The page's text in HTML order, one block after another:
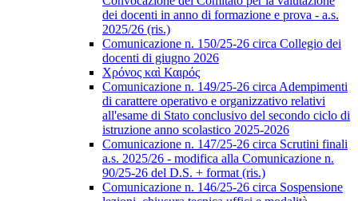
dei docenti in anno di formazione e prova - a.s.
2025/26 (ris.)
Comunicazione n. 150/25-26 circa Collegio dei
docenti di giugno 2026
Χρόνος καὶ Καιρός
Comunicazione n. 149/25-26 circa Adempimenti
di carattere operativo e organizzativo relativi
all'esame di Stato conclusivo del secondo ciclo di
istruzione anno scolastico 2025-2026
Comunicazione n. 147/25-26 circa Scrutini finali
a.s. 2025/26 - modifica alla Comunicazione n.
90/25-26 del D.S. + format (ris.)
Comunicazione n. 146/25-26 circa Sospensione